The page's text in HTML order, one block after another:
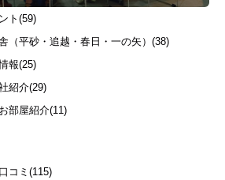
ト (59)
平砂・追越・春日・一の矢） (38)
報(25)
紹介(29)
部屋紹介(11)
コミ (115)